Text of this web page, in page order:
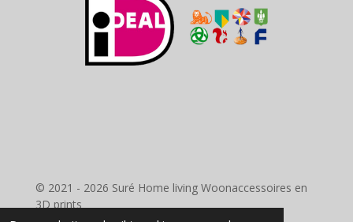
© 2021 - 2026 Suré Home living Woonaccessoires en
3D prints